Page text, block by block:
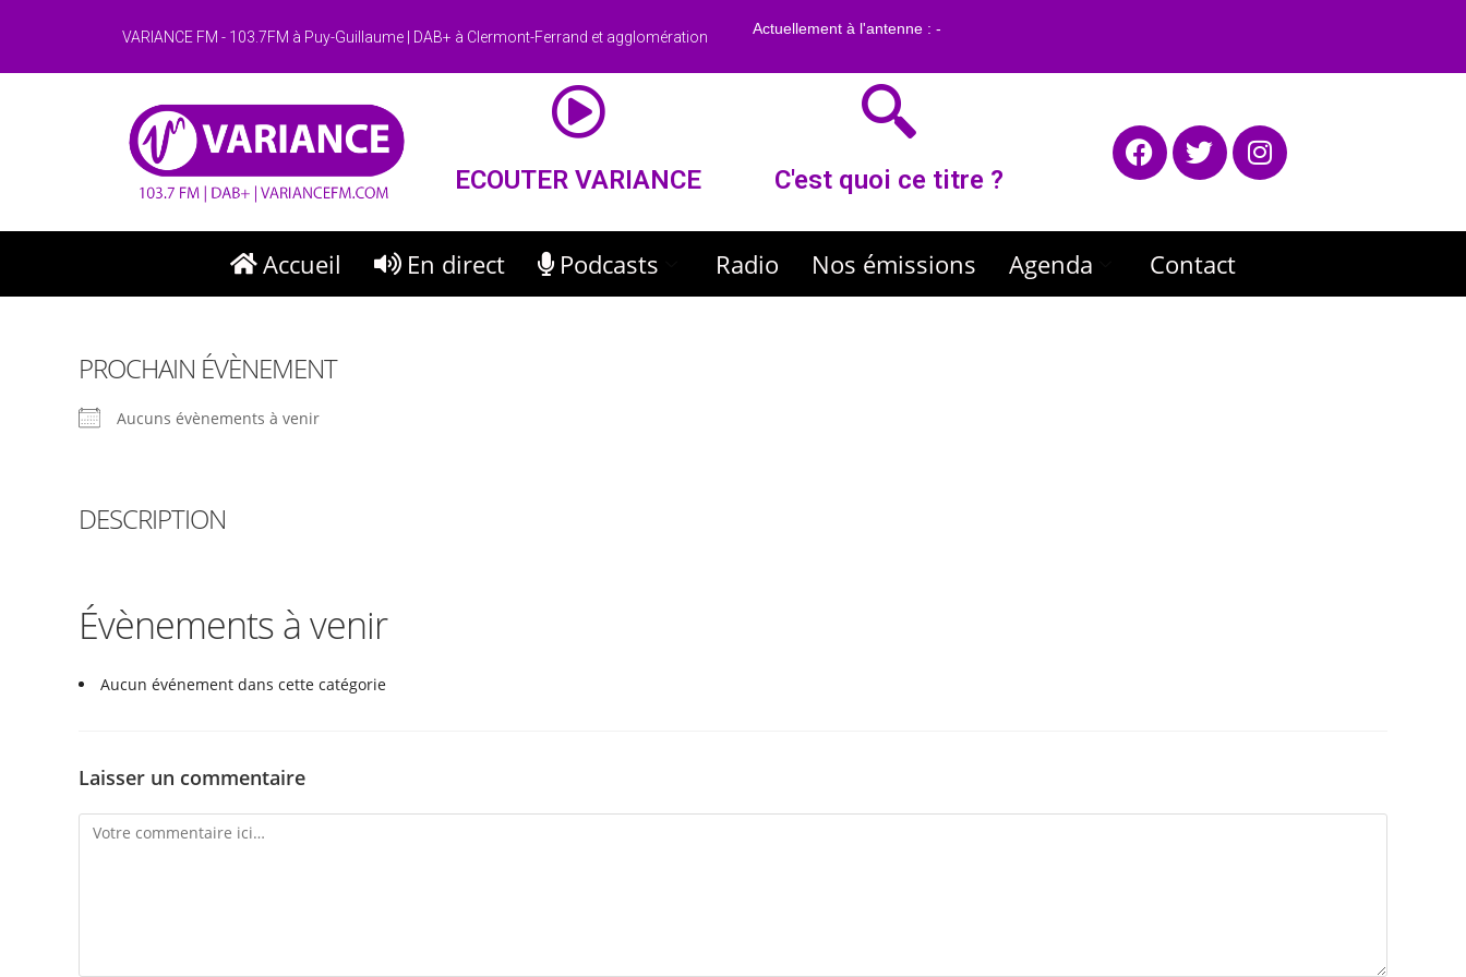
VARIANCE FM - 103.7FM à Puy-Guillaume | DAB+ à Clermont-Ferrand et agglomération
ECOUTER VARIANCE C'est quoi ce titre ?
Accueil En direct Podcasts Radio Nos émissions Agenda Contact
PROCHAIN ÉVÈNEMENT
Aucuns évènements à venir
DESCRIPTION
Évènements à venir
Aucun événement dans cette catégorie
Laisser un commentaire